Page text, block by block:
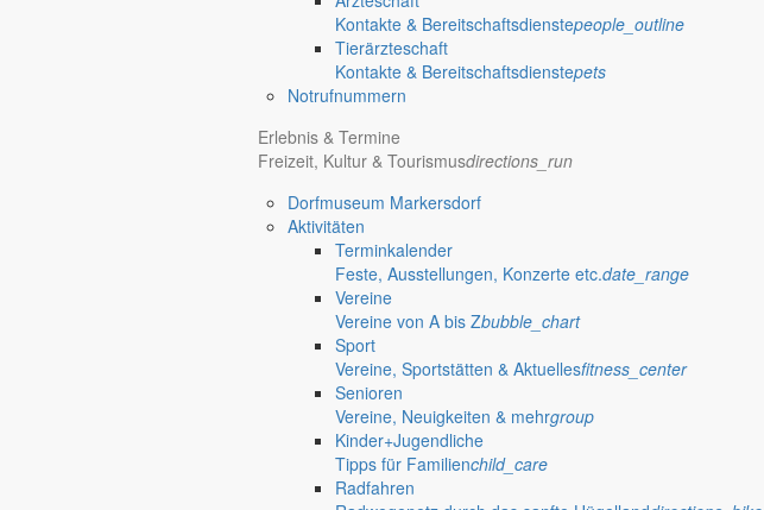
Kontakte & Bereitschaftsdienstepeople_outline
Tierärzteschaft
Kontakte & Bereitschaftsdienstepets
Notrufnummern
Erlebnis & Termine
Freizeit, Kultur & Tourismusdirections_run
Dorfmuseum Markersdorf
Aktivitäten
Terminkalender
Feste, Ausstellungen, Konzerte etc.date_range
Vereine
Vereine von A bis Zbubble_chart
Sport
Vereine, Sportstätten & Aktuellesfitness_center
Senioren
Vereine, Neuigkeiten & mehrgroup
Kinder+Jugendliche
Tipps für Familienchild_care
Radfahren